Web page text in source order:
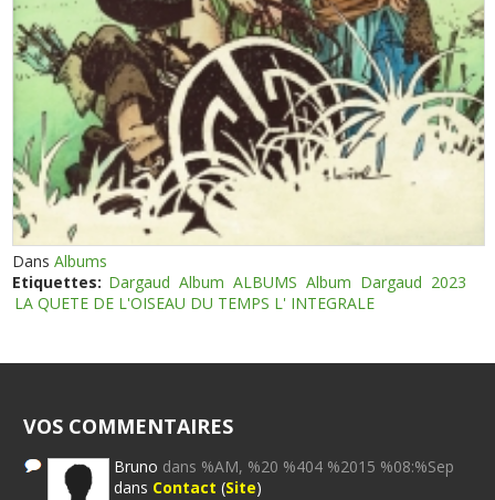
DansAlbums
Etiquettes: Dargaud Album ALBUMS Album Dargaud 2023
LA QUETE DE L'OISEAU DU TEMPS L' INTEGRALE
VOS COMMENTAIRES
Bruno dans %AM, %20 %404 %2015 %08:%Sep
dans Contact (Site)